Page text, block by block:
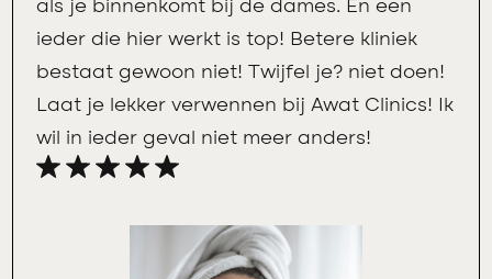
als je binnenkomt bij de dames. En een
ieder die hier werkt is top! Betere kliniek
bestaat gewoon niet! Twijfel je? niet doen!
Laat je lekker verwennen bij Awat Clinics! Ik
wil in ieder geval niet meer anders!